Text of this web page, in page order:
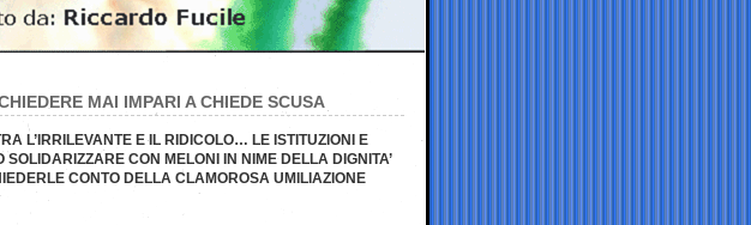
MAI IMPARI A CHIEDE SCUSA
L’IRRILEVANTE E IL RIDICOLO… LE ISTITUZIONI E
SOLIDARIZZARE CON MELONI IN NIME DELLA DIGNITA’
CONTO DELLA CLAMOROSA UMILIAZIONE